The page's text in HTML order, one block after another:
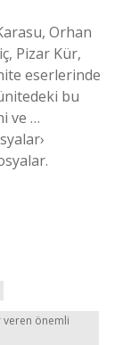
Orhan
Pizar Kür,
eserlerinde
bu
ve …
veren önemli